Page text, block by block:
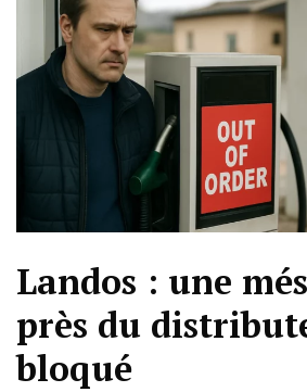
Landos : une
près du
bloqué